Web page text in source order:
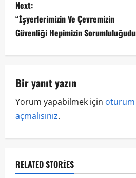
Next:
“İşyerlerimizin Ve Çevremizin
Güvenliği Hepimizin
Bir yanıt yazın
Yorum yapabilmek için oturum
açmalısınız.
RELATED STORIES